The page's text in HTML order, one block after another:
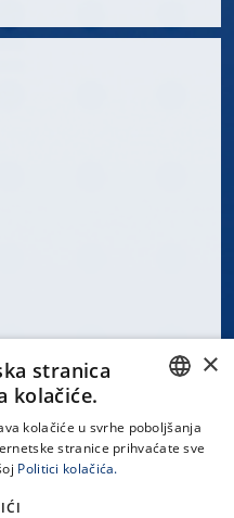
CROATIAN
×
stranica
kolačiće.
kolačiće u svrhe poboljšanja
stranice prihvaćate sve
Politici kolačića.